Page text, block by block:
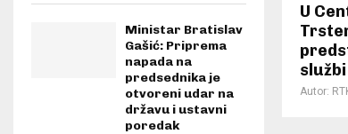
U
Autor:
Ministar Bratislav
Gašić: Priprema
napada na
predsednika je
otvoreni udar na
državu i ustavni
poredak